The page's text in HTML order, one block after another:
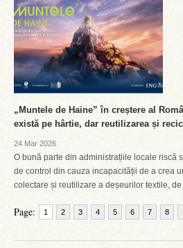
„Muntele de Haine” în creștere al
există pe hârtie, dar reutilizarea și
24 Mar 2026
O bună parte din administrațiile locale riscă
de control din cauza incapacității de a crea
colectare și reutilizare a deșeurilor textile, de
Page: 1 2 3 4 5 6 7 8